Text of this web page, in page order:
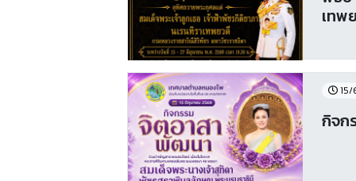
15/
กิจก